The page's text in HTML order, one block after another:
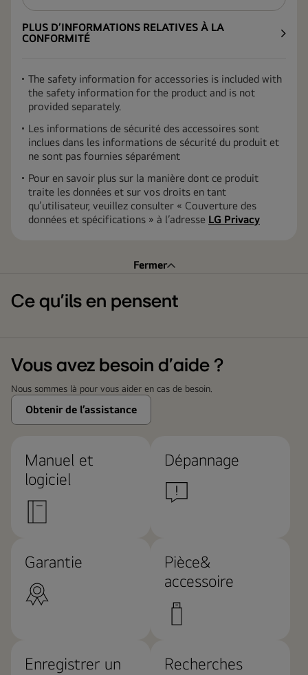
PLUS D’INFORMATIONS RELATIVES À LA
CONFORMITÉ
The safety information for accessories is included with
the safety information for the product and is not
provided separately.
Les informations de sécurité des accessoires sont
inclues dans les informations de sécurité du produit et
ne sont pas fournies séparément
Pour en savoir plus sur la manière dont ce produit
traite les données et sur vos droits en tant
qu’utilisateur, veuillez consulter « Couverture des
données et spécifications » à l’adresse LG Privacy
Fermer
Ce qu’ils en pensent
Vous avez besoin d’aide ?
Nous sommes là pour vous aider en cas de besoin.
Obtenir de l’assistance
Manuel et
logiciel
Dépannage
Garantie
Pièce&
accessoire
Enregistrer un
Recherches